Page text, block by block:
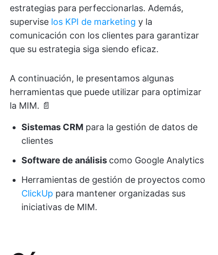
estrategias para perfeccionarlas. Además,
supervise los KPI de marketing y la
comunicación con los clientes para garantizar
que su estrategia siga siendo eficaz.
A continuación, le presentamos algunas
herramientas que puede utilizar para optimizar
la MIM. 📄
Sistemas CRM para la gestión de datos de
clientes
Software de análisis como Google Analytics
Herramientas de gestión de proyectos como
ClickUp para mantener organizadas sus
iniciativas de MIM.